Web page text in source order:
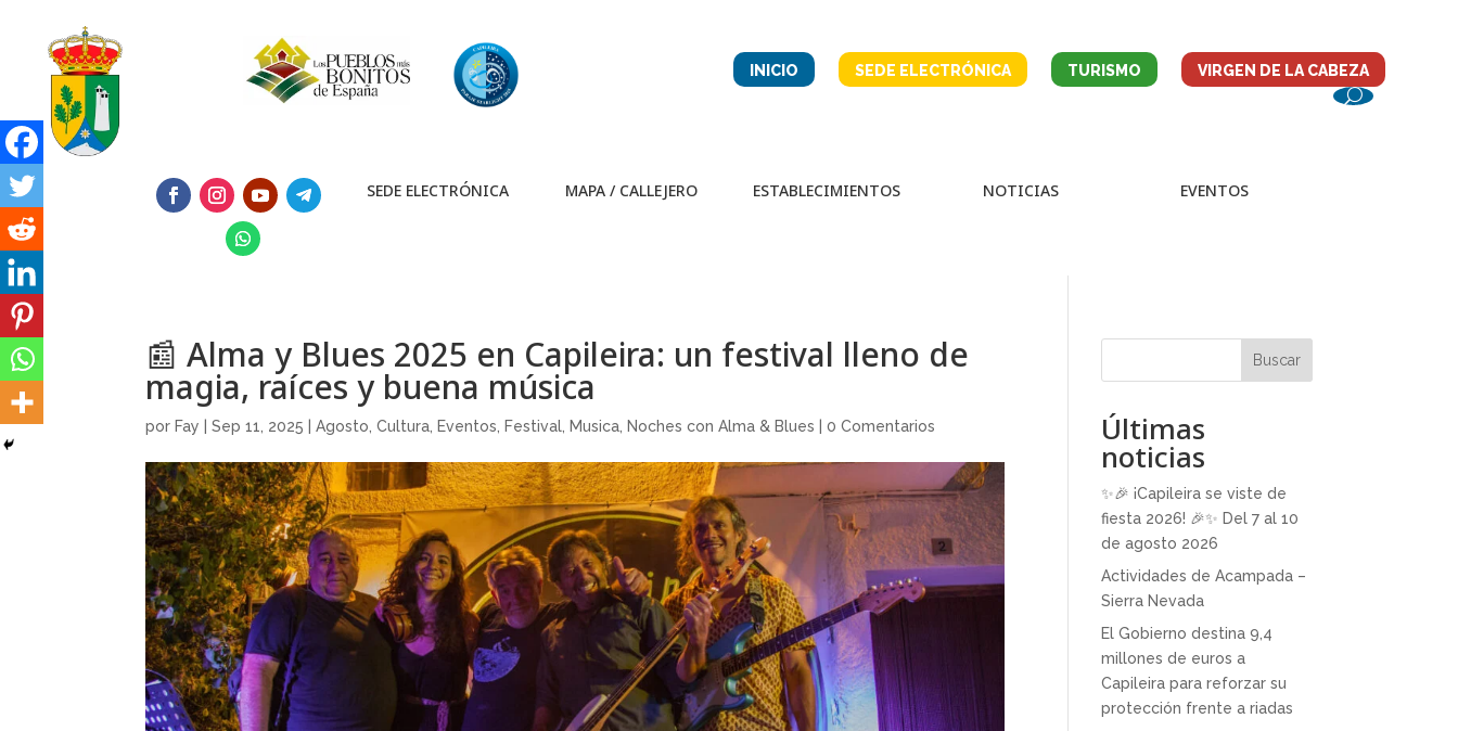
INICIO SEDE ELECTRÓNICA TURISMO VIRGEN DE LA CABEZA
SEDE ELECTRÓNICA MAPA / CALLEJERO ESTABLECIMIENTOS NOTICIAS EVENTOS
📰 Alma y Blues 2025 en Capileira: un festival lleno de
magia, raíces y buena música
por Fay |Sep 11, 2025 |Agosto ,Cultura Eventos Festival Musica Noches con Alma & Blues |0 Comentarios
Buscar
Últimas
noticias
✨🎉 ¡Capileira se viste de
fiesta 2026! 🎉✨ Del 7 al 10
de agosto 2026
Actividades de Acampada –
Sierra Nevada
El Gobierno destina 9,4
millones de euros a
Capileira para reforzar su
protección frente a riadas